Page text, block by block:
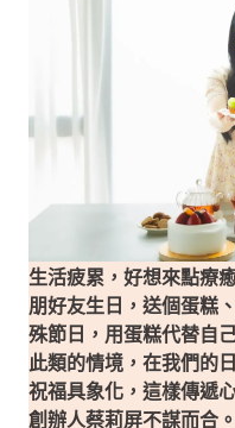
生活疲累，好想來點療
朋好友生日，送個蛋糕
殊節日，用蛋糕代替自
此類的情境，在我們的
祝福具象化，這樣傳遞
創辦人蔡莉屏不謀而合。